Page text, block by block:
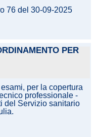
76 del 30-09-2025
PER
per la copertura
professionale -
del Servizio sanitario